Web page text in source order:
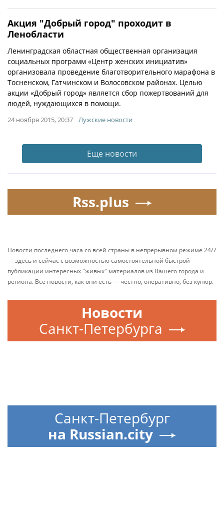
Акция "Добрый город" проходит в
Ленобласти
Ленинградская областная общественная организация
социальных программ «Центр женских инициатив»
организовала проведение благотворительного марафона в
Тосненском, Гатчинском и Волосовском районах. Целью
акции «Добрый город» является сбор пожертвований для
людей, нуждающихся в помощи.
24 ноября 2015, 20:37 Лужские новости
Еще новости
Rss.plus
Новости последнего часа со всей страны в непрерывном режиме 24/7
— здесь и сейчас с возможностью самостоятельной быстрой
публикации интересных "живых" материалов из Вашего города и
региона. Все новости, как они есть — честно, оперативно, без купюр.
Новости
Санкт-Петербурга
Санкт-Петербург
на Russian.city